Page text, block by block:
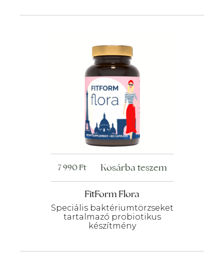
FitForm Flora
Speciális baktériumtörzseket
tartalmazó probiotikus
készítmény
7 990Ft Kosárba teszem